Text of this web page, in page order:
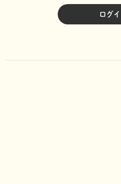
ログ